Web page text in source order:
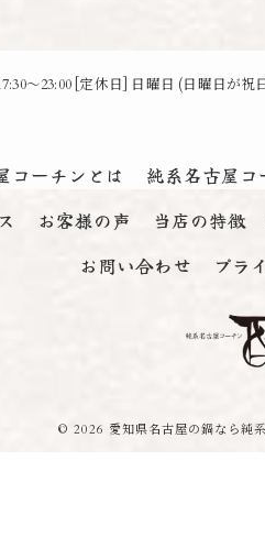
～23:00 [定休日] 日曜日 (日曜日が祝
コーチンとは 純系名古屋コ
お客様の声 当店の特徴
お問い合わせ
プラ
© 2026 愛知県名古屋の鍋なら純